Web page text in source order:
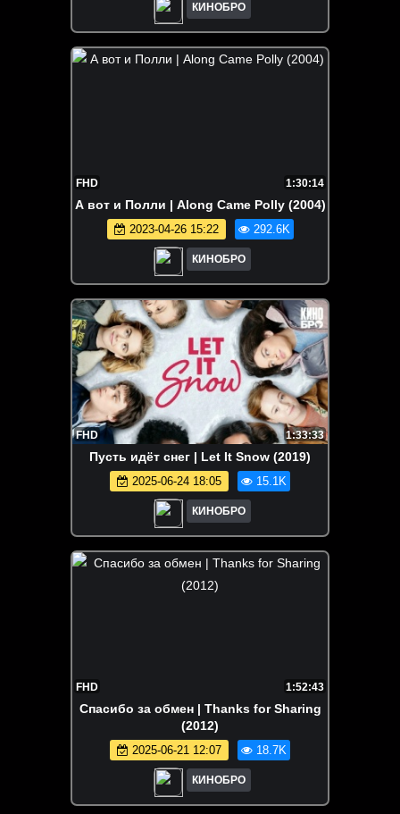
КИНОБРО
FHD 1:30:14
А вот и Полли | Along Came Polly (2004)
2023-04-26 15:22 292.6K
КИНОБРО
FHD 1:33:33
Пусть идёт снег | Let It Snow (2019)
2025-06-24 18:05 15.1K
КИНОБРО
FHD 1:52:43
Спасибо за обмен | Thanks for Sharing
(2012)
2025-06-21 12:07 18.7K
КИНОБРО